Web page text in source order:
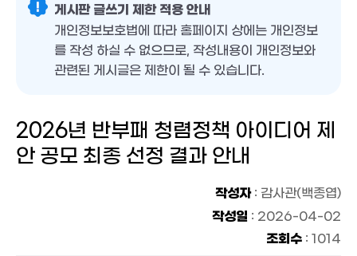
게시판 글쓰기 제한 적용 안내
개인정보보호법에 따라 홈페이지 상에는 개인정보
를 작성 하실 수 없으므로, 작성내용이 개인정보와
관련된 게시글은 제한이 될 수 있습니다.
2026년 반부패 청렴정책 아이디어 제
안 공모 최종 선정 결과 안내
작성자: 감사관(백종엽)
작성일 : 2026-04-02
조회수 : 1014